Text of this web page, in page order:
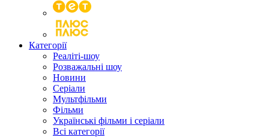
Категорії
Реаліті-шоу
Розважальні шоу
Новини
Серіали
Мультфільми
Фільми
Українські фільми і серіали
Всі категорії